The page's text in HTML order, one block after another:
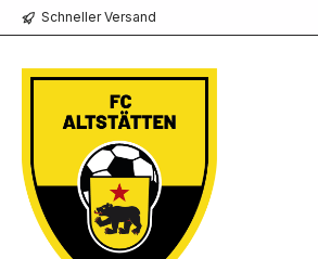
Zur Hauptnavigation
Schneller Versand